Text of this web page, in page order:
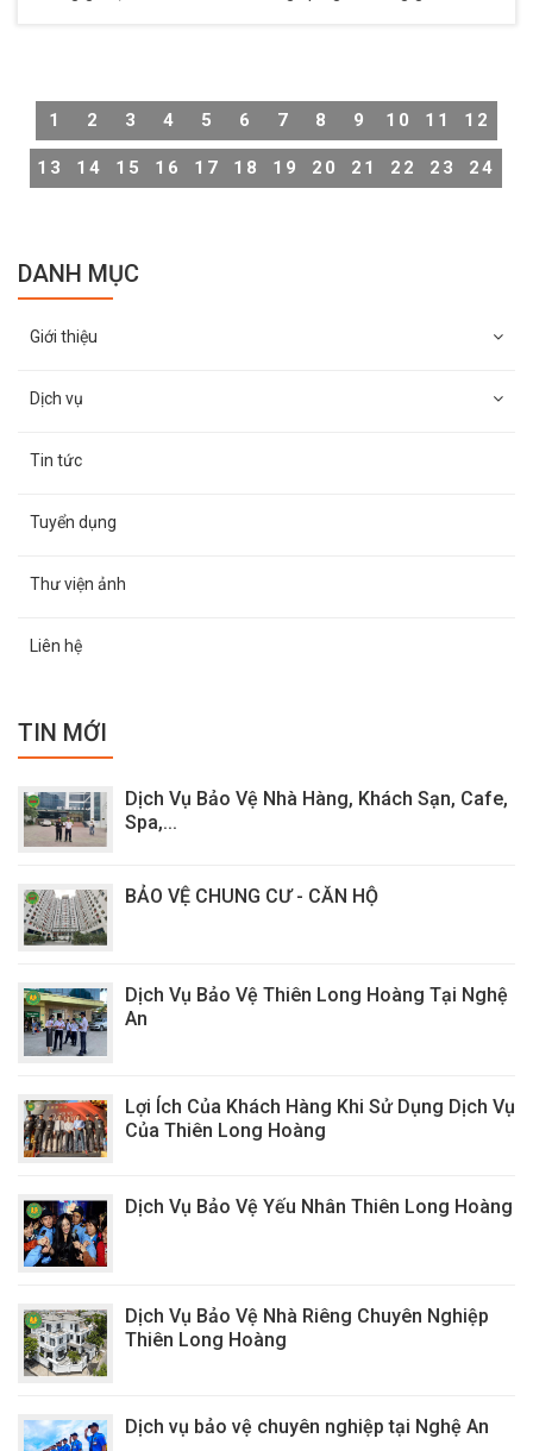
ai cũng biết cách tắt camera chuẩn xác. Vì vậy, Thiên
trong nhà cực đơn giản và nhanh chóng.
1 2 3 4 5 6 7 8 9 10 11 12
13 14 15 16 17 18 19 20 21 22 23 24
DANH MỤC
Giới thiệu
Dịch vụ
Tin tức
Tuyển dụng
Thư viện ảnh
Liên hệ
TIN MỚI
Dịch Vụ Bảo Vệ Nhà Hàng, Khách Sạn, Cafe,
Spa,...
BẢO VỆ CHUNG CƯ - CĂN HỘ
Dịch Vụ Bảo Vệ Thiên Long Hoàng Tại Nghệ
An
Lợi Ích Của Khách Hàng Khi Sử Dụng Dịch Vụ
Của Thiên Long Hoàng
Dịch Vụ Bảo Vệ Yếu Nhân Thiên Long Hoàng
Dịch Vụ Bảo Vệ Nhà Riêng Chuyên Nghiệp
Thiên Long Hoàng
Dịch vụ bảo vệ chuyên nghiệp tại Nghệ An